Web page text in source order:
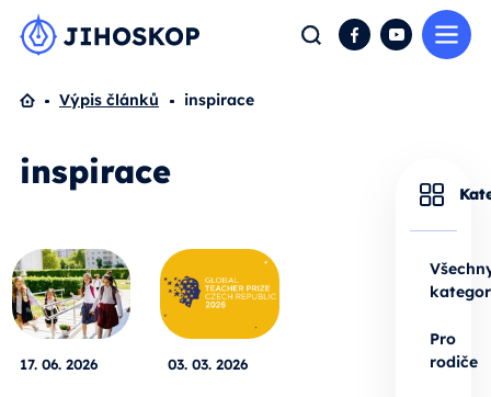
Hledat FacebookYouTube
Domů
Výpis článků inspirace
inspirace
17. 06. 2026 03. 03. 2026
Pro
rodiče